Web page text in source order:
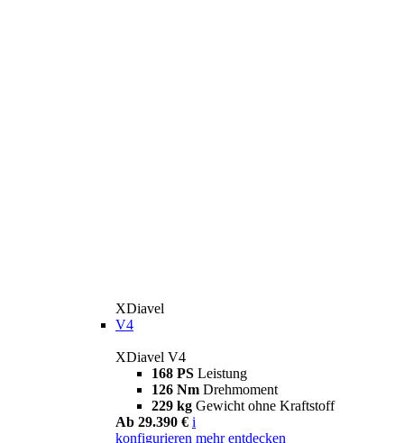
XDiavel
V4
XDiavel V4
168 PS Leistung
126 Nm Drehmoment
229 kg Gewicht ohne Kraftstoff
Ab 29.390 € i
konfigurieren mehr entdecken